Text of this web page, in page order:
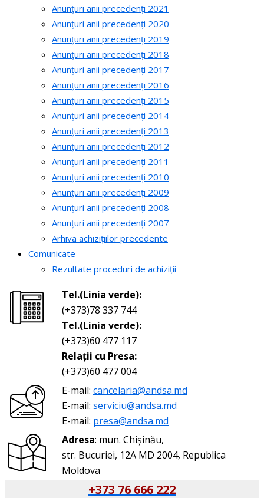
Anunțuri anii precedenți 2021
Anunțuri anii precedenți 2020
Anunțuri anii precedenți 2019
Anunțuri anii precedenți 2018
Anunțuri anii precedenți 2017
Anunțuri anii precedenți 2016
Anunțuri anii precedenți 2015
Anunțuri anii precedenți 2014
Anunțuri anii precedenți 2013
Anunțuri anii precedenți 2012
Anunțuri anii precedenți 2011
Anunțuri anii precedenți 2010
Anunțuri anii precedenți 2009
Anunțuri anii precedenți 2008
Anunțuri anii precedenți 2007
Arhiva achizițiilor precedente
Comunicate
Rezultate proceduri de achiziții
Tel.(Linia verde):
(+373)78 337 744
Tel.(Linia verde):
(+373)60 477 117
Relații cu Presa:
(+373)60 477 004
E-mail: cancelaria@andsa.md
E-mail: serviciu@andsa.md
E-mail: presa@andsa.md
Adresa: mun. Chișinău,
str. Bucuriei, 12A MD 2004, Republica
Moldova
+373 76 666 222